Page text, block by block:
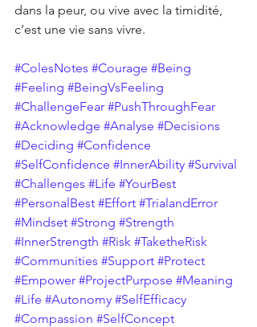
dans la peur, ou vive avec la timidité,
c’est une vie sans vivre.
#ColesNotes #Courage #Being
#Feeling #BeingVsFeeling
#ChallengeFear #PushThroughFear
#Acknowledge #Analyse #Decisions
#Deciding #Confidence
#SelfConfidence #InnerAbility #Survival
#Challenges #Life #YourBest
#PersonalBest #Effort #TrialandError
#Mindset #Strong #Strength
#InnerStrength #Risk #TaketheRisk
#Communities #Support #Protect
#Empower #ProjectPurpose #Meaning
#Life #Autonomy #SelfEfficacy
#Compassion #SelfConcept